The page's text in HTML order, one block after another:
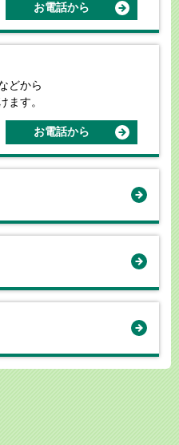
お電話から
どから
ます。
お電話から